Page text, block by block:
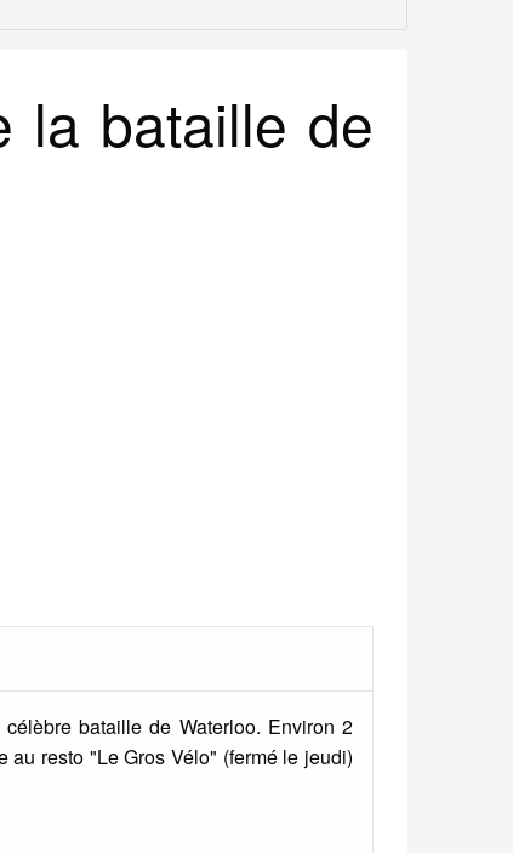
la bataille de
bataille de Waterloo. Environ 2
au resto "Le Gros Vélo" (fermé le jeudi)